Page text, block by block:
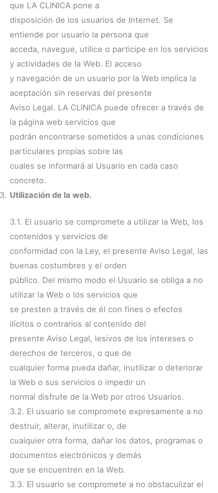
que LA CLINICA pone a
disposición de los usuarios de Internet. Se
entiende por usuario la persona que
acceda, navegue, utilice o participe en los servicios
y actividades de la Web. El acceso
y navegación de un usuario por la Web implica la
aceptación sin reservas del presente
Aviso Legal. LA CLINICA puede ofrecer a través de
la página web servicios que
podrán encontrarse sometidos a unas condiciones
particulares propias sobre las
cuales se informará al Usuario en cada caso
concreto.
Utilización de la web.
3.1. El usuario se compromete a utilizar la Web, los
contenidos y servicios de
conformidad con la Ley, el presente Aviso Legal, las
buenas costumbres y el orden
público. Del mismo modo el Usuario se obliga a no
utilizar la Web o los servicios que
se presten a través de él con fines o efectos
ilícitos o contrarios al contenido del
presente Aviso Legal, lesivos de los intereses o
derechos de terceros, o que de
cualquier forma pueda dañar, inutilizar o deteriorar
la Web o sus servicios o impedir un
normal disfrute de la Web por otros Usuarios.
3.2. El usuario se compromete expresamente a no
destruir, alterar, inutilizar o, de
cualquier otra forma, dañar los datos, programas o
documentos electrónicos y demás
que se encuentren en la Web.
3.3. El usuario se compromete a no obstaculizar el